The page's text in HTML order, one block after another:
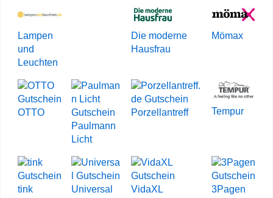
Lampen
und
Leuchten
Die moderne
Hausfrau
Mömax
OTTO
Paulmann
Licht
Porzellantreff Tempur
tink Universal VidaXL 3Pagen